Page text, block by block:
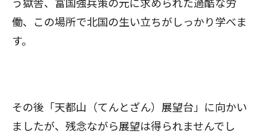
働、この場所で北国の生い立ちがしっかり学べま
す。
その後「天都山（てんとざん）展望台」に向かい
ましたが、残念ながら展望は得られませんでし